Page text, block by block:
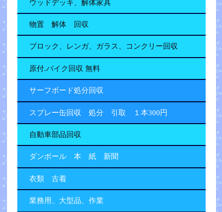
ウッドデッキ、解体家具
物置 解体 回収
ブロック、レンガ、ガラス、コンクリー回収
原付.バイク回収 無料
サーフボード処分回収
スプレー缶回収 処分 引取 １本300円
自動車部品回収
ダンボール 本 紙 新聞
衣類 古着
業務用、大型品、作業